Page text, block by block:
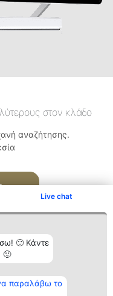
Live chat
🙂 Κάντε
🙂
παραλάβω το
στον κλάδο
αναζήτησης.
Επικοινωνία
Επικοινωνία